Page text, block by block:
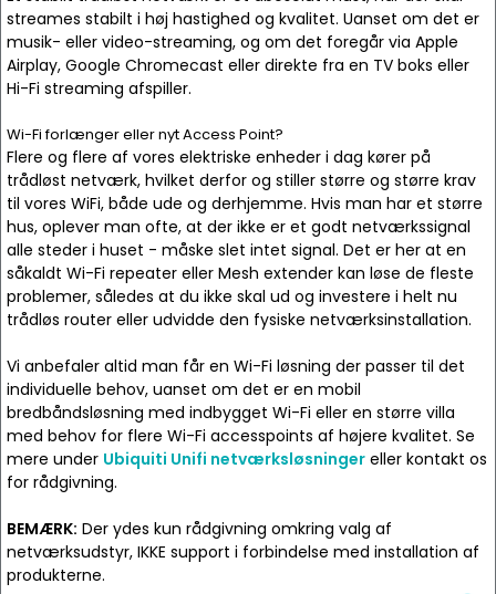
streames stabilt i høj hastighed og kvalitet. Uanset om det er
musik- eller video-streaming, og om det foregår via Apple
Airplay, Google Chromecast eller direkte fra en TV boks eller
Hi-Fi streaming afspiller.
Wi-Fi forlænger eller nyt Access Point?
Flere og flere af vores elektriske enheder i dag kører på
trådløst netværk, hvilket derfor og stiller større og større krav
til vores WiFi, både ude og derhjemme. Hvis man har et større
hus, oplever man ofte, at der ikke er et godt netværkssignal
alle steder i huset - måske slet intet signal. Det er her at en
såkaldt Wi-Fi repeater eller Mesh extender kan løse de fleste
problemer, således at du ikke skal ud og investere i helt nu
trådløs router eller udvidde den fysiske netværksinstallation.
Vi anbefaler altid man får en Wi-Fi løsning der passer til det
individuelle behov, uanset om det er en mobil
bredbåndsløsning med indbygget Wi-Fi eller en større villa
med behov for flere Wi-Fi accesspoints af højere kvalitet. Se
mere under Ubiquiti Unifi netværksløsninger eller kontakt os
for rådgivning.
BEMÆRK: Der ydes kun rådgivning omkring valg af
netværksudstyr, IKKE support i forbindelse med installation af
produkterne.